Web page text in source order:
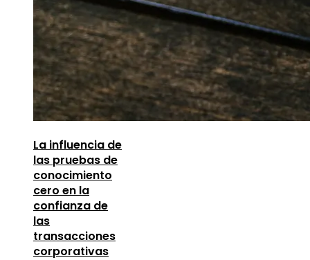
La influencia de
las pruebas de
conocimiento
cero en la
confianza de
las
transacciones
corporativas